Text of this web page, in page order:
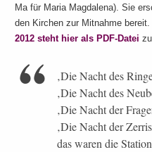
Ma für Maria Magdalena). Sie
den Kirchen zur Mitnahme
2012 steht hier als PDF-Datei
‚Die Nacht des
‚Die Nacht des
‚Die Nacht der
‚Die Nacht der
das waren die